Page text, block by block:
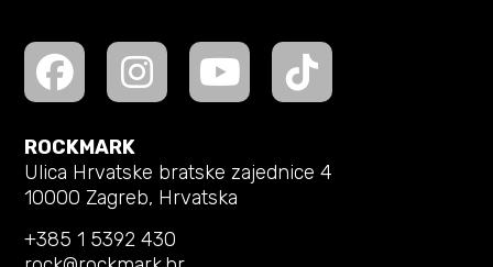
ROCKMARK
Ulica Hrvatske bratske zajednice 4
10000 Zagreb, Hrvatska
+385 1 5392 430